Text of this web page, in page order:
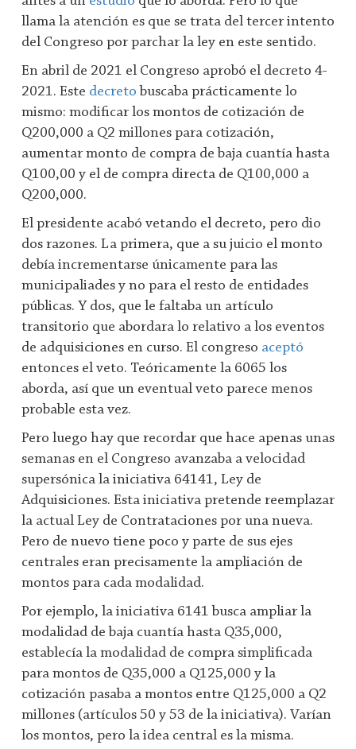
llama la atención es que se trata del tercer intento
del Congreso por parchar la ley en este sentido.
En abril de 2021 el Congreso aprobó el decreto 4-
2021. Este decreto buscaba prácticamente lo
mismo: modificar los montos de cotización de
Q200,000 a Q2 millones para cotización,
aumentar monto de compra de baja cuantía hasta
Q100,00 y el de compra directa de Q100,000 a
Q200,000.
El presidente acabó vetando el decreto, pero dio
dos razones. La primera, que a su juicio el monto
debía incrementarse únicamente para las
municipaliades y no para el resto de entidades
públicas. Y dos, que le faltaba un artículo
transitorio que abordara lo relativo a los eventos
de adquisiciones en curso. El congreso aceptó
entonces el veto. Teóricamente la 6065 los
aborda, así que un eventual veto parece menos
probable esta vez.
Pero luego hay que recordar que hace apenas unas
semanas en el Congreso avanzaba a velocidad
supersónica la iniciativa 64141, Ley de
Adquisiciones. Esta iniciativa pretende reemplazar
la actual Ley de Contrataciones por una nueva.
Pero de nuevo tiene poco y parte de sus ejes
centrales eran precisamente la ampliación de
montos para cada modalidad.
Por ejemplo, la iniciativa 6141 busca ampliar la
modalidad de baja cuantía hasta Q35,000,
establecía la modalidad de compra simplificada
para montos de Q35,000 a Q125,000 y la
cotización pasaba a montos entre Q125,000 a Q2
millones (artículos 50 y 53 de la iniciativa). Varían
los montos, pero la idea central es la misma.